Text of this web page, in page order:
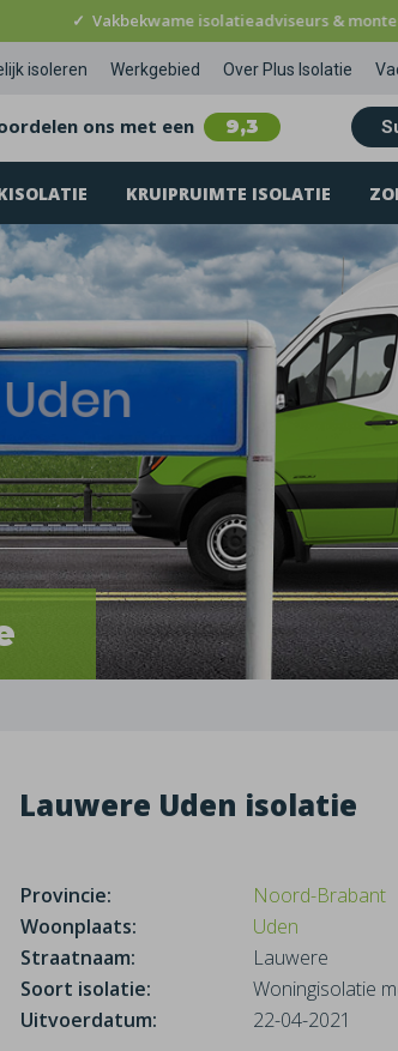
✓ Vakbekwame isolatieadviseurs &
isoleren Werkgebied Over Plus Isolatie
ons met een 9,3
KRUIPRUIMTE ISOLATIE
Lauwere Uden isolatie
Provincie:
Noord-Brabant
Woonplaats:
Uden
Straatnaam:
Lauwere
Soort isolatie:
Woningisolatie
Uitvoerdatum:
22-04-2021